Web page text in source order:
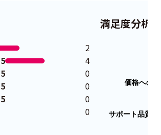
2
4
0
0
0
0
満足度分析